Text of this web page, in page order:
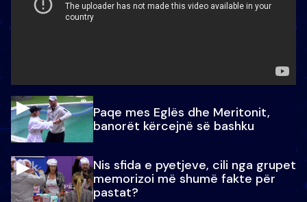
Paqe mes Eglës dhe Meritonit,
banorët kërcejnë së bashku
Nis sfida e pyetjeve, cili nga grupet
memorizoi më shumë fakte për
pastat?